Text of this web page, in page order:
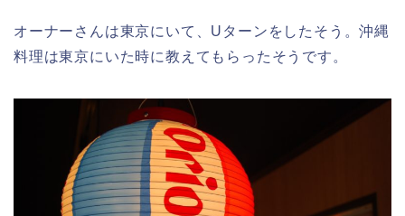
オーナーさんは東京にいて、Uターンをしたそう。沖縄
料理は東京にいた時に教えてもらったそうです。